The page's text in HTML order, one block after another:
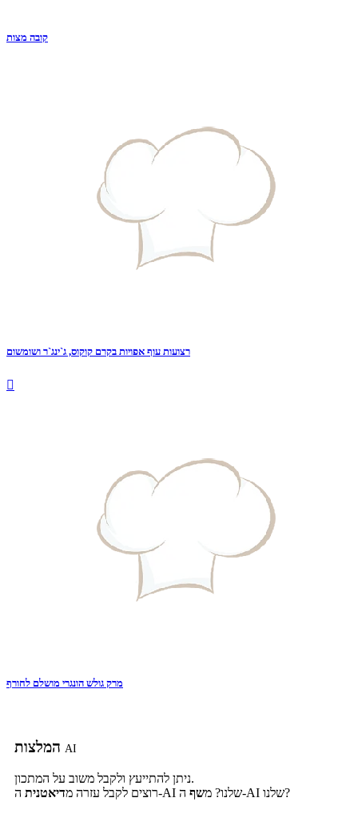
קובה מצות
רצועות עוף אפויות בקרם קוקוס, ג`ינג`ר ושומשום

מרק גולש הונגרי מושלם לחורף
AI
ניתן להתייעץ ולקבל משוב על המתכון.
רוצים לקבל עזרה מדיאטנית ה-AI שלנו? משף ה-AI שלנו?